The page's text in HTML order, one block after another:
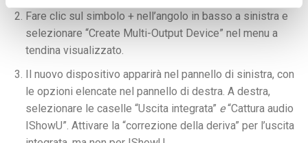
Fare clic sul simbolo + nell’angolo in basso a sinistra e
selezionare “Create Multi-Output Device” nel menu a
tendina visualizzato.
Il nuovo dispositivo apparirà nel pannello di sinistra, con
le opzioni elencate nel pannello di destra. A destra,
selezionare le caselle “Uscita integrata” e“Cattura audio
IShowU”. Attivare la “correzione della deriva” per l’uscita